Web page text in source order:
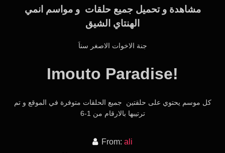
مشاهدة و تحميل جميع حلقات و مواسم انمي
الهنتاي الشيق
جنة الاخوات الاصغر سناَ
Imouto Paradise!
كل موسم يحتوي على حلقتين جميع الحلقات متوفرة في الموقع و تم
ترتيبها بالارقام من 1-6
From: ali